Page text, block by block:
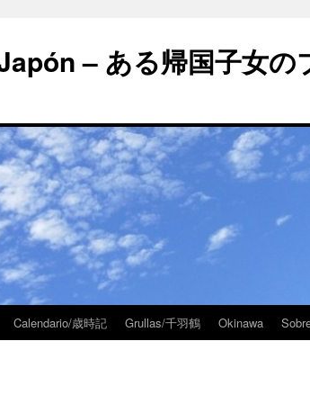
– ある帰国子女の
Calendario/歳時記 Grullas/千羽鶴 Okinawa